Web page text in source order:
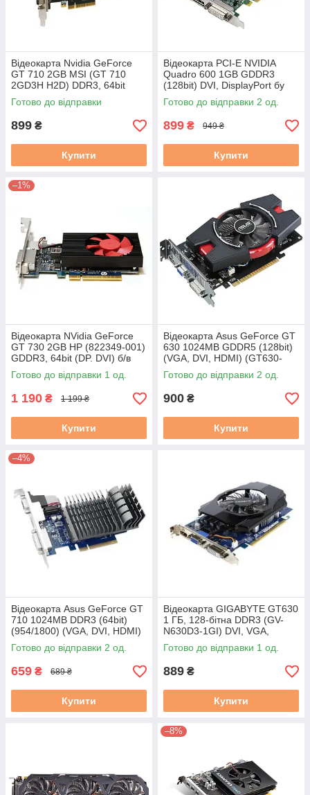
Відеокарта Nvidia GeForce
GT 710 2GB MSI (GT 710
2GD3H H2D) DDR3, 64bit
(Mini HDMI, 2*DVI) бу
Готово до відправки
899 ₴
Купити
Відеокарта PCI-E NVIDIA
Quadro 600 1GB GDDR3
(128bit) DVI, DisplayPort бу
Готово до відправки 2 од.
899 ₴ 949 ₴
Купити
–1%
Відеокарта NVidia GeForce
GT 730 2GB HP (822349-001)
GDDR3, 64bit (DP. DVI) б/в
Готово до відправки 1 од.
1 190 ₴ 1 199 ₴
Купити
Відеокарта Asus GeForce GT
630 1024MB GDDR5 (128bit)
(VGA, DVI, HDMI) (GT630-
1GD5) бу
Готово до відправки 2 од.
900 ₴
Купити
–4%
Відеокарта Asus GeForce GT
710 1024MB DDR3 (64bit)
(954/1800) (VGA, DVI, HDMI)
(710-1-SL) бу
Готово до відправки 2 од.
659 ₴ 689 ₴
Купити
Відеокарта GIGABYTE GT630
1 ГБ, 128-бітна DDR3 (GV-
N630D3-1GI) DVI, VGA,
HDMI, вживана
Готово до відправки 1 од.
889 ₴
Купити
–8%